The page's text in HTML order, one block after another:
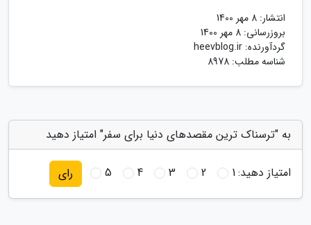
انتشار: 8 مهر 1400
بروزرسانی: 8 مهر 1400
گردآورنده: heevblog.ir
شناسه مطلب: 8978
به "ترسناک ترین مقصدهای دنیا برای سفر" امتیاز دهید
امتیاز دهید:1
2
3
4
5 رای